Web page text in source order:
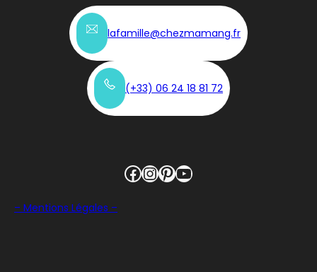
lafamille@chezmamang.fr
(+33) 06 24 18 81 72
Facebook
Instagram
Pinterest
YouTube
– Mentions Légales –